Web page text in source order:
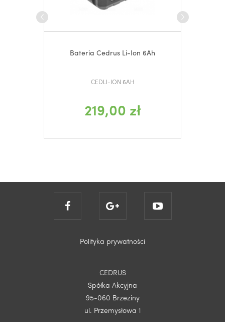
Bateria Cedrus Li-Ion 6Ah
CEDLI-ION 6AH
219,00 zł
Polityka prywatności
CEDRUS
Spółka Akcyjna
95-060 Brzeziny
ul. Przemysłowa 1